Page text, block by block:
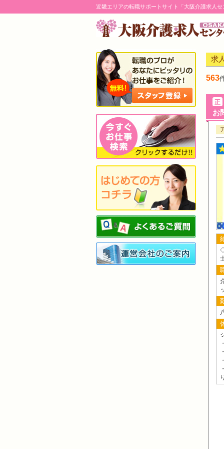
近畿エリアの転職サポートサイト「大阪介護求人
求
563
お